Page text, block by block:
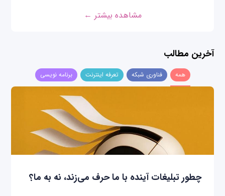
مشاهده بیشتر ←
آخرین مطالب
همه فناوری شبکه تعرفه اینترنت برنامه نویسی
چطور تبلیغات آینده با ما حرف می‌زند، نه به ما؟